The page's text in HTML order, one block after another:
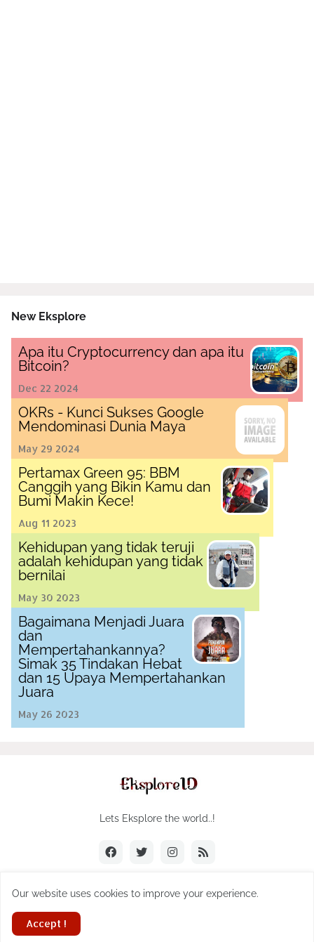
New Eksplore
Apa itu Cryptocurrency dan apa itu
Bitcoin?
Dec 22 2024
OKRs - Kunci Sukses Google
Mendominasi Dunia Maya
May 29 2024
Pertamax Green 95: BBM
Canggih yang Bikin Kamu dan
Bumi Makin Kece!
Aug 11 2023
Kehidupan yang tidak teruji
adalah kehidupan yang tidak
bernilai
May 30 2023
Bagaimana Menjadi Juara
dan
Mempertahankannya?
Simak 35 Tindakan Hebat
dan 15 Upaya Mempertahankan
Juara
May 26 2023
Lets Eksplore the world..!
Our website uses cookies to improve your experience.
Accept !